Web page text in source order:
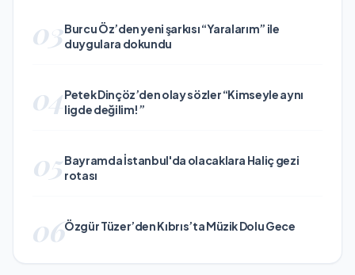
03Burcu Öz’den yeni şarkısı “Yaralarım” ile
duygulara dokundu
04Petek Dinçöz’den olay sözler “Kimseyle aynı
ligde değilim!”
05Bayramda İstanbul'da olacaklara Haliç gezi
rotası
06Özgür Tüzer’den Kıbrıs’ta Müzik Dolu Gece